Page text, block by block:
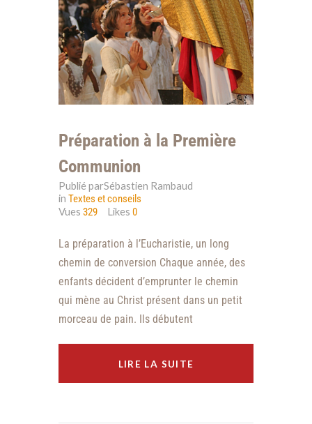
Préparation à la Première
Communion
Publié parSébastien Rambaud
in Textes et conseils
Vues 329 Likes0
La préparation à l’Eucharistie, un long
chemin de conversion Chaque année, des
enfants décident d’emprunter le chemin
qui mène au Christ présent dans un petit
morceau de pain. Ils débutent
LIRE LA SUITE